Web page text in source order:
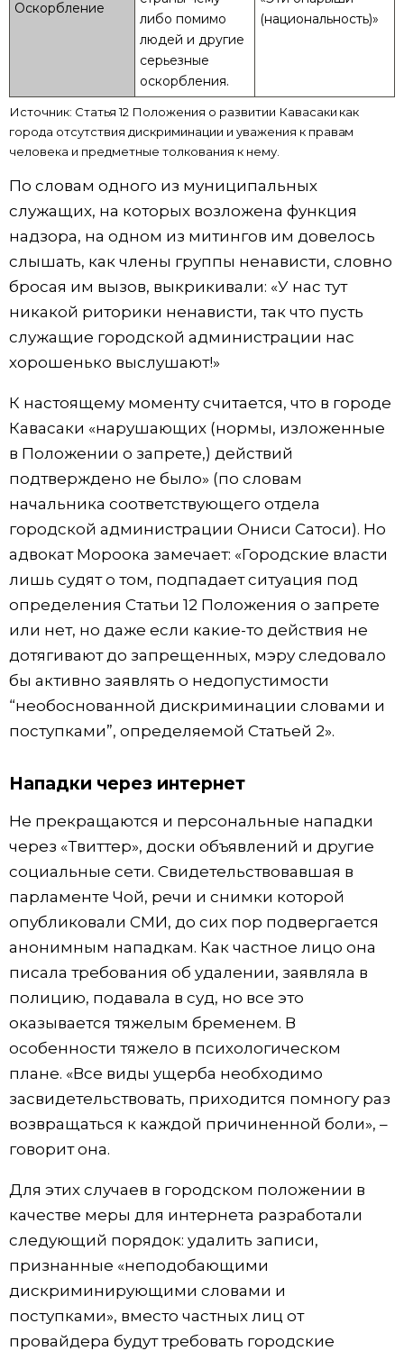
Оскорбление
либо помимо
людей и другие
серьезные
оскорбления.
(национальность)»
Источник: Статья 12 Положения о развитии Кавасаки как
города отсутствия дискриминации и уважения к правам
человека и предметные толкования к нему.
По словам одного из муниципальных
служащих, на которых возложена функция
надзора, на одном из митингов им довелось
слышать, как члены группы ненависти, словно
бросая им вызов, выкрикивали: «У нас тут
никакой риторики ненависти, так что пусть
служащие городской администрации нас
хорошенько выслушают!»
К настоящему моменту считается, что в городе
Кавасаки «нарушающих (нормы, изложенные
в Положении о запрете,) действий
подтверждено не было» (по словам
начальника соответствующего отдела
городской администрации Ониси Сатоси). Но
адвокат Мороока замечает: «Городские власти
лишь судят о том, подпадает ситуация под
определения Статьи 12 Положения о запрете
или нет, но даже если какие-то действия не
дотягивают до запрещенных, мэру следовало
бы активно заявлять о недопустимости
“необоснованной дискриминации словами и
поступками”, определяемой Статьей 2».
Нападки через интернет
Не прекращаются и персональные нападки
через «Твиттер», доски объявлений и другие
социальные сети. Свидетельствовавшая в
парламенте Чой, речи и снимки которой
опубликовали СМИ, до сих пор подвергается
анонимным нападкам. Как частное лицо она
писала требования об удалении, заявляла в
полицию, подавала в суд, но все это
оказывается тяжелым бременем. В
особенности тяжело в психологическом
плане. «Все виды ущерба необходимо
засвидетельствовать, приходится помногу раз
возвращаться к каждой причиненной боли», –
говорит она.
Для этих случаев в городском положении в
качестве меры для интернета разработали
следующий порядок: удалить записи,
признанные «неподобающими
дискриминирующими словами и
поступками», вместо частных лиц от
провайдера будут требовать городские